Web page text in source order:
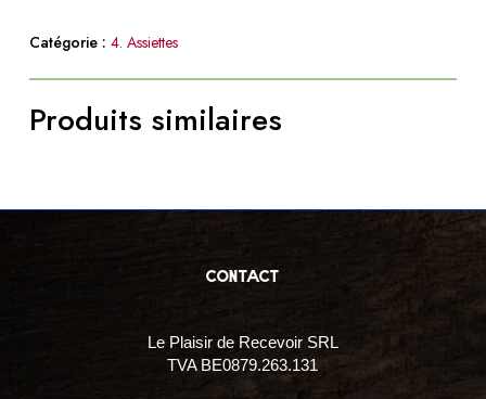
Catégorie : 4. Assiettes
Produits similaires
contact
Le Plaisir de Recevoir SRL
TVA BE0879.263.131